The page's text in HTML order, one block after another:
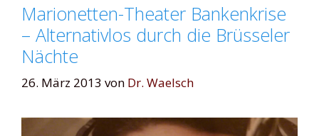
Marionetten-Theater Bankenkrise
– Alternativlos durch die Brüsseler
Nächte
26. März 2013 von Dr. Waelsch